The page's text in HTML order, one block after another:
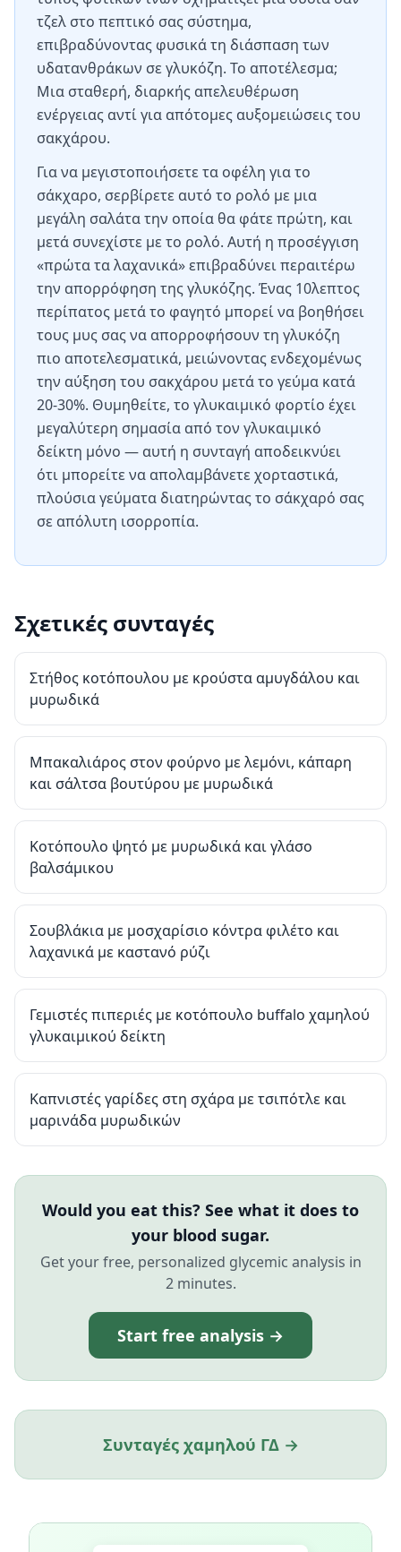
τζελ στο πεπτικό σας σύστημα,
επιβραδύνοντας φυσικά τη διάσπαση των
υδατανθράκων σε γλυκόζη. Το αποτέλεσμα;
Μια σταθερή, διαρκής απελευθέρωση
ενέργειας αντί για απότομες αυξομειώσεις του
σακχάρου.
Για να μεγιστοποιήσετε τα οφέλη για το
σάκχαρο, σερβίρετε αυτό το ρολό με μια
μεγάλη σαλάτα την οποία θα φάτε πρώτη, και
μετά συνεχίστε με το ρολό. Αυτή η προσέγγιση
«πρώτα τα λαχανικά» επιβραδύνει περαιτέρω
την απορρόφηση της γλυκόζης. Ένας 10λεπτος
περίπατος μετά το φαγητό μπορεί να βοηθήσει
τους μυς σας να απορροφήσουν τη γλυκόζη
πιο αποτελεσματικά, μειώνοντας ενδεχομένως
την αύξηση του σακχάρου μετά το γεύμα κατά
20-30%. Θυμηθείτε, το γλυκαιμικό φορτίο έχει
μεγαλύτερη σημασία από τον γλυκαιμικό
δείκτη μόνο — αυτή η συνταγή αποδεικνύει
ότι μπορείτε να απολαμβάνετε χορταστικά,
πλούσια γεύματα διατηρώντας το σάκχαρό σας
σε απόλυτη ισορροπία.
Σχετικές συνταγές
Στήθος κοτόπουλου με κρούστα αμυγδάλου και
μυρωδικά
Μπακαλιάρος στον φούρνο με λεμόνι, κάπαρη
και σάλτσα βουτύρου με μυρωδικά
Κοτόπουλο ψητό με μυρωδικά και γλάσο
βαλσάμικου
Σουβλάκια με μοσχαρίσιο κόντρα φιλέτο και
λαχανικά με καστανό ρύζι
Γεμιστές πιπεριές με κοτόπουλο buffalo χαμηλού
γλυκαιμικού δείκτη
Καπνιστές γαρίδες στη σχάρα με τσιπότλε και
μαρινάδα μυρωδικών
Would you eat this? See what it does to
your blood sugar.
Get your free, personalized glycemic analysis in
2 minutes.
Start free analysis →
Συνταγές χαμηλού ΓΔ →